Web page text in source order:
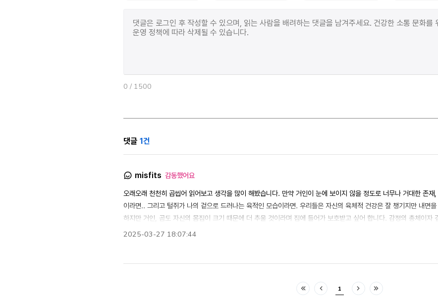
화창한 대낮에 꽤 오래 걸었음에도 전혀 땀을 흘리지
않았다. 어쨌거나 나는 붓을 들어 이 이야기를 종이에
0 / 1500
댓글 1건
misfits 감동했어요
오래오래 천천히 곱씹어 읽어보고 생각을 많이 해봤습니다. 만약 거인이 눈에 보이지 않을 정도로 너무나 거대한 존
이라면.. 그리고 털쥐가 나의 겉으로 드러나는 육적인 모습이라면. 우리들은 자신의 육체적 건강은 잘 챙기지만 내면
하지만 거인, 곰도 자신의 몸집이 크기 때문에 더 추울 것이라며 집에 들어가 보호받고 싶어 합니다. 감정의 총체이자
으며 자가치유를 하지만 잘 되지 않고요. 심리학을 전공하는 친구가 말하길 무의식은 원래 아주 조금씩 스멀스멀 새
2025-03-27 18:07:44
처음 이전 1 다음마지막